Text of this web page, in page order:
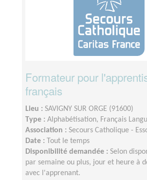
Formateur pour
français
Lieu : SAVIGNY SUR ORGE (91600)
Type : Alphabétisation, Français
Association : Secours Catholique -
Date :
Tout le temps
Disponibilité demandée : Selon
par semaine ou plus, jour et heure à
avec l'apprenant.